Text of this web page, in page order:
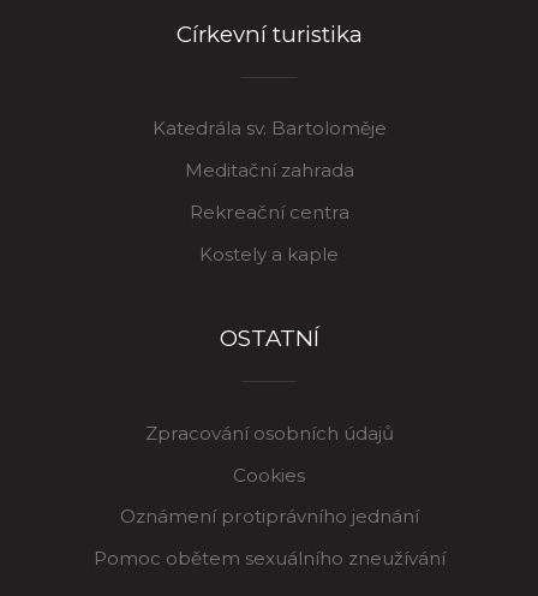
Církevní turistika
Katedrála sv. Bartoloměje
Meditační zahrada
Rekreační centra
Kostely a kaple
OSTATNÍ
Zpracování osobních údajů
Cookies
Oznámení protiprávního jednání
Pomoc obětem sexuálního zneužívání